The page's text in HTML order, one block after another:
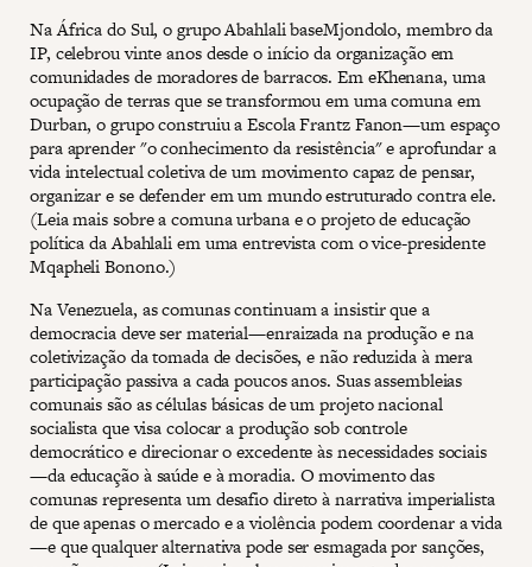
Na África do Sul, o grupo Abahlali baseMjondolo, membro da
IP, celebrou vinte anos desde o início da organização em
comunidades de moradores de barracos. Em eKhenana, uma
ocupação de terras que se transformou em uma comuna em
Durban, o grupo construiu a Escola Frantz Fanon—um espaço
para aprender "o conhecimento da resistência" e aprofundar a
vida intelectual coletiva de um movimento capaz de pensar,
organizar e se defender em um mundo estruturado contra ele.
(Leia mais sobre a comuna urbana e o projeto de educação
política da Abahlali em uma entrevista com o vice-presidente
Mqapheli Bonono.)
Na Venezuela, as comunas continuam a insistir que a
democracia deve ser material—enraizada na produção e na
coletivização da tomada de decisões, e não reduzida à mera
participação passiva a cada poucos anos. Suas assembleias
comunais são as células básicas de um projeto nacional
socialista que visa colocar a produção sob controle
democrático e direcionar o excedente às necessidades sociais
—da educação à saúde e à moradia. O movimento das
comunas representa um desafio direto à narrativa imperialista
de que apenas o mercado e a violência podem coordenar a vida
—e que qualquer alternativa pode ser esmagada por sanções,